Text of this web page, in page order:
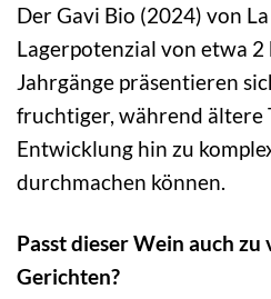
Der Gavi Bio (2024) von
Lagerpotenzial von etwa 2
Jahrgänge präsentieren
fruchtiger, während ältere
Entwicklung hin zu
durchmachen können.
Passt dieser Wein auch zu
Gerichten?